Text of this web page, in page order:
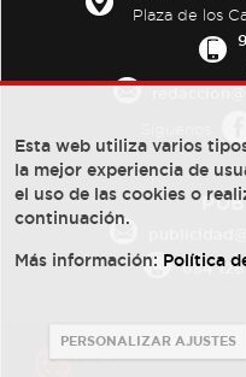
Plaza de los
684
Esta web utiliza varios
la mejor experiencia de
el uso de las cookies o
continuación.
Más información: Política
PERSONALIZAR AJUSTES